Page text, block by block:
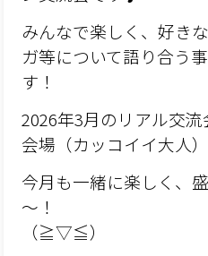
みんなで楽しく、好き
ガ等について語り合う
す！
2026年3月のリアル交
会場（カッコイイ大人
今月も一緒に楽しく、
～！
（≧▽≦）